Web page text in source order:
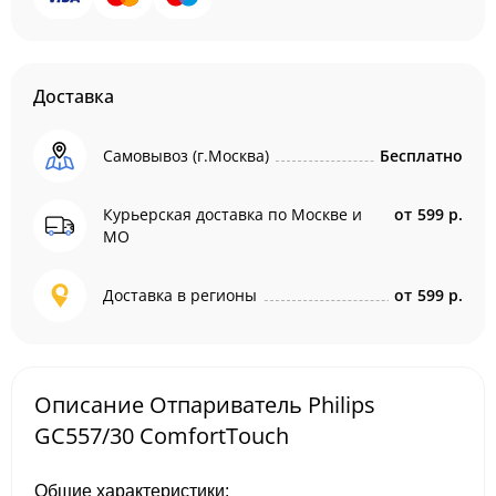
Доставка
Самовывоз (г.Москва) Бесплатно
Курьерская доставка по Москве и
МО
от 599 р.
Доставка в регионы от 599 р.
Описание Отпариватель Philips
GC557/30 ComfortTouch
Общие характеристики: